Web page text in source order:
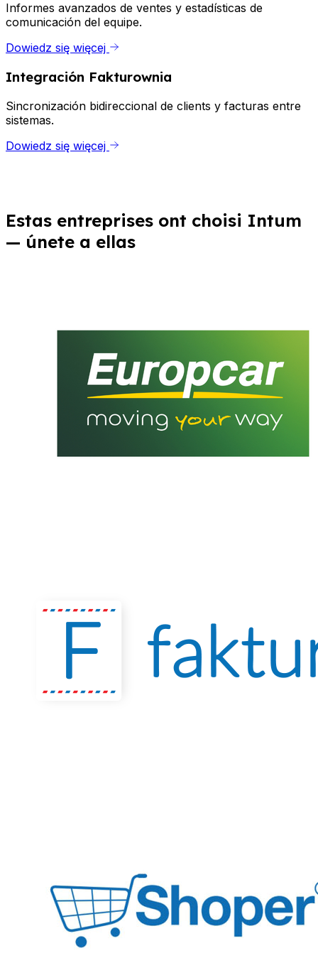
Informes avanzados de ventes y estadísticas de
comunicación del equipe.
Dowiedz się więcej
Integración Fakturownia
Sincronización bidireccional de clients y facturas entre
sistemas.
Dowiedz się więcej
Estas entreprises ont choisi Intum
— únete a ellas